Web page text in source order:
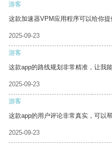
游客
这款加速器VPM应用程序可以给你提
2025-09-23
游客
这款app的路线规划非常精准，让我
2025-09-23
游客
这款app的用户评论非常真实，可以
2025-09-23